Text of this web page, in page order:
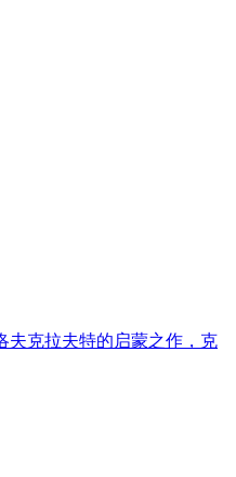
夫克拉夫特的启蒙之作，克